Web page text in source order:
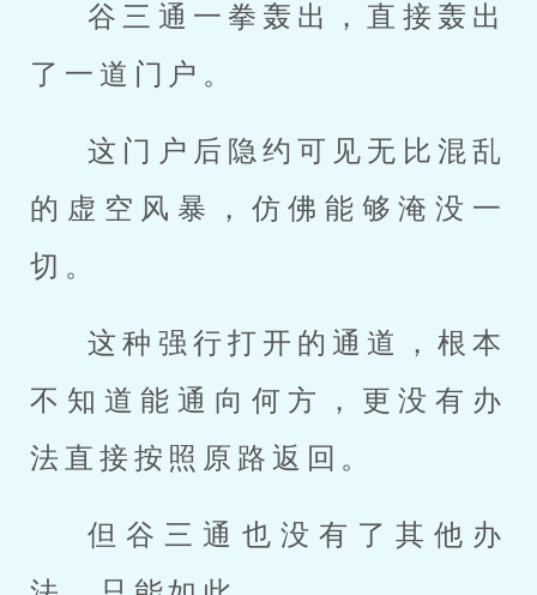
谷三通一拳轰出，直接轰出
了一道门户。
这门户后隐约可见无比混乱
的虚空风暴，仿佛能够淹没一
切。
这种强行打开的通道，根本
不知道能通向何方，更没有办
法直接按照原路返回。
但谷三通也没有了其他办